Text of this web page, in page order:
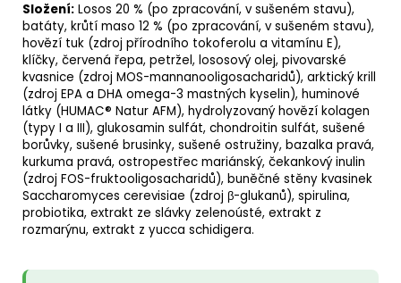
Složení: Losos 20 % (po zpracování, v sušeném stavu),
batáty, krůtí maso 12 % (po zpracování, v sušeném stavu),
hovězí tuk (zdroj přírodního tokoferolu a vitamínu E),
klíčky, červená řepa, petržel, lososový olej, pivovarské
kvasnice (zdroj MOS-mannanooligosacharidů), arktický krill
(zdroj EPA a DHA omega-3 mastných kyselin), huminové
látky (HUMAC® Natur AFM), hydrolyzovaný hovězí kolagen
(typy I a III), glukosamin sulfát, chondroitin sulfát, sušené
borůvky, sušené brusinky, sušené ostružiny, bazalka pravá,
kurkuma pravá, ostropestřec mariánský, čekankový inulin
(zdroj FOS-fruktooligosacharidů), buněčné stěny kvasinek
Saccharomyces cerevisiae (zdroj β-glukanů), spirulina,
probiotika, extrakt ze slávky zelenoústé, extrakt z
rozmarýnu, extrakt z yucca schidigera.